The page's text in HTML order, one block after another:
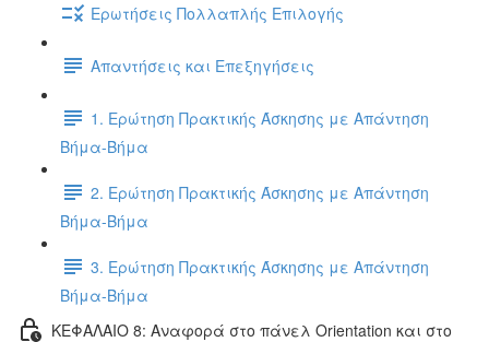
Ερωτήσεις Πολλαπλής Επιλογής
Απαντήσεις και Επεξηγήσεις
1. Ερώτηση Πρακτικής Άσκησης με Απάντηση
Βήμα-Βήμα
2. Ερώτηση Πρακτικής Άσκησης με Απάντηση
Βήμα-Βήμα
3. Ερώτηση Πρακτικής Άσκησης με Απάντηση
Βήμα-Βήμα
ΚΕΦΑΛΑΙΟ 8: Αναφορά στο πάνελ Orientation και στο